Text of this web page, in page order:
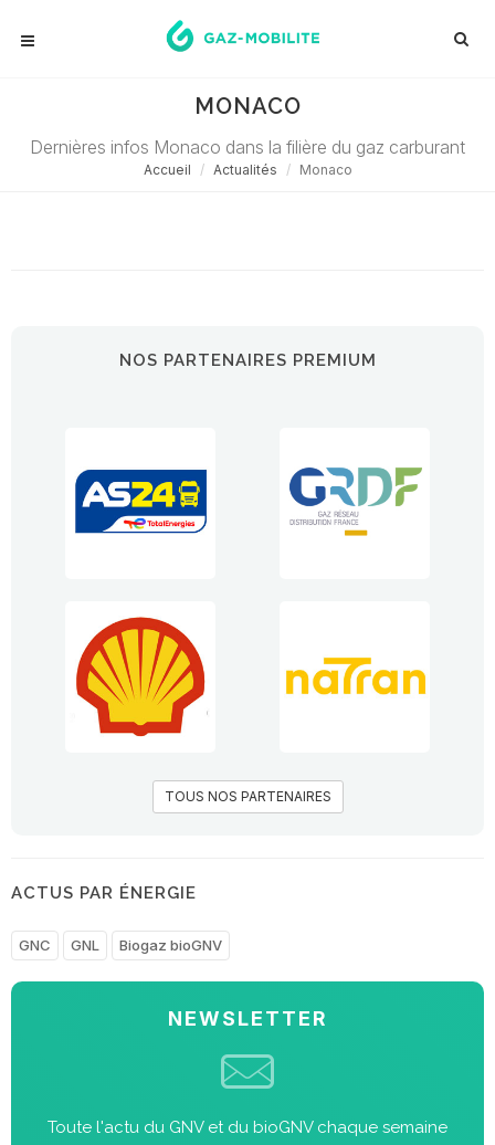
MONACO
Dernières infos Monaco dans la filière du gaz carburant
Accueil Actualités Monaco
NOS PARTENAIRES PREMIUM
TOUS NOS PARTENAIRES
ACTUS PAR ÉNERGIE
GNC GNL Biogaz bioGNV
NEWSLETTER
Toute l'actu du GNV et du bioGNV chaque semaine